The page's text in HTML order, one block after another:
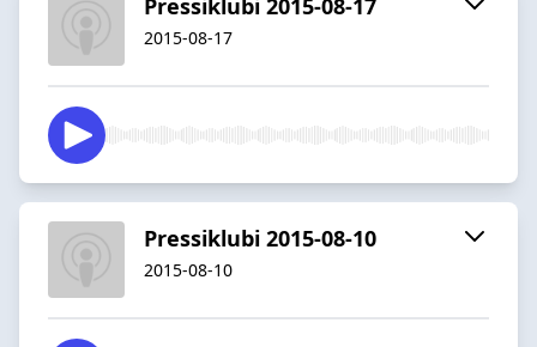
2015-08-17
Pressiklubi 2015-08-10
2015-08-10